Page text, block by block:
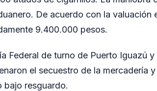
De acuerdo con la valuación
9.400.000 pesos.
Federal de turno de Puerto Iguazú
el secuestro de la mercadería
bajo resguardo.